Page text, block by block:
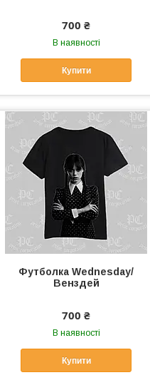
700 ₴
В наявності
Купити
Футболка Wednesday/
Венздей
700 ₴
В наявності
Купити